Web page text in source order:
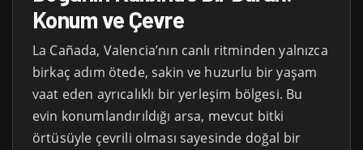
Konum ve Çevre
La Cañada, Valencia’nın canlı ritminden yalnızca
birkaç adım ötede, sakin ve huzurlu bir yaşam
vaat eden ayrıcalıklı bir yerleşim bölgesi. Bu
evin konumlandırıldığı arsa, mevcut bitki
örtüsüyle çevrili olması sayesinde doğal bir